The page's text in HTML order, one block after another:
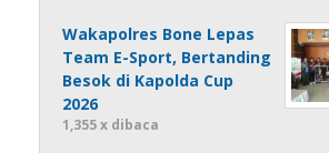
Wakapolres Bone Lepas
Team E-Sport, Bertanding
Besok di Kapolda Cup
2026
1,355 x dibaca